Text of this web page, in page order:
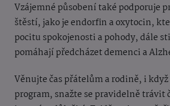
Vzájemné působení také podporuje
štěstí, jako je endorfin a oxytocin,
pocitu spokojenosti a pohody, dále
pomáhají předcházet demenci a
Věnujte čas přátelům a rodině, i
program, snažte se pravidelně trávit